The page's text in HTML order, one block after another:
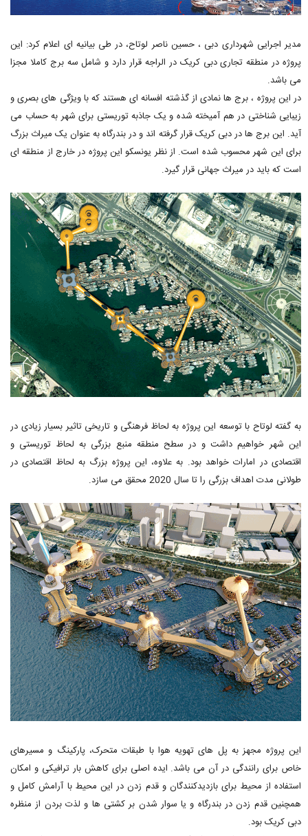
مدیر اجرایی شهرداری دبی ، حسین ناصر لوتاح، در طی بیانیه ای اعلام کرد: این
پروژه در منطقه تجاری دبی کریک در الراجه قرار دارد و شامل سه برج کاملا مجزا
می باشد.
در این پروژه ، برج ها نمادی از گذشته افسانه ای هستند که با ویژگی های بصری و
زیبایی شناختی در هم آمیخته شده و یک جاذبه توریستی برای شهر به حساب می
آید. این برج ها در دبی کریک قرار گرفته اند و در بندرگاه به عنوان یک میراث بزرگ
برای این شهر محسوب شده است. از نظر یونسکو این پروژه در خارج از منطقه ای
است که باید در میراث جهانی قرار گیرد.
به گفته لوتاح با توسعه این پروژه به لحاظ فرهنگی و تاریخی تاثیر بسیار زیادی در
این شهر خواهیم داشت و در سطح منطقه منبع بزرگی به لحاظ توریستی و
اقتصادی در امارات خواهد بود. به علاوه، این پروژه بزرگ به لحاظ اقتصادی در
طولانی مدت اهداف بزرگی را تا سال 2020 محقق می سازد.
این پروژه مجهز به پل های تهویه هوا با طبقات متحرک، پارکینگ و مسیرهای
خاص برای رانندگی در آن می باشد. ایده اصلی برای کاهش بار ترافیکی و امکان
استفاده از محیط برای بازدیدکنندگان و قدم زدن در این محیط با آرامش کامل و
همچنین قدم زدن در بندرگاه و یا سوار شدن بر کشتی ها و لذت بردن از منظره
دبی کریک بود.